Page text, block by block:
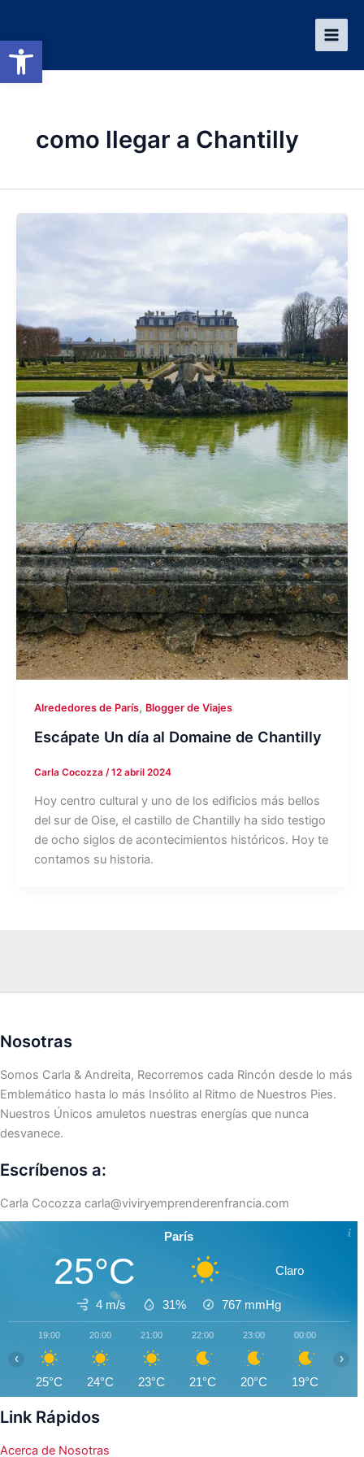
Abrir barra de herramientas
contenido
como llegar a Chantilly
Alrededores de París, Blogger de Viajes
Escápate Un día al Domaine de Chantilly
Carla Cocozza /12 abril 2024
Hoy centro cultural y uno de los edificios más bellos
del sur de Oise, el castillo de Chantilly ha sido testigo
de ocho siglos de acontecimientos históricos. Hoy te
contamos su historia.
Nosotras
Somos Carla & Andreita, Recorremos cada Rincón desde lo más
Emblemático hasta lo más Insólito al Ritmo de Nuestros Pies.
Nuestros Únicos amuletos nuestras energías que nunca
desvanece.
Escríbenos a:
Carla Cocozza carla@viviryemprenderenfrancia.com
París
25°C Claro
4 m/s 31% 767 mmHg
19:00
25°C
20:00
24°C
21:00
23°C
22:00
21°C
23:00
20°C
00:00
19°C
‹ ›
Link Rápidos
Acerca de Nosotras